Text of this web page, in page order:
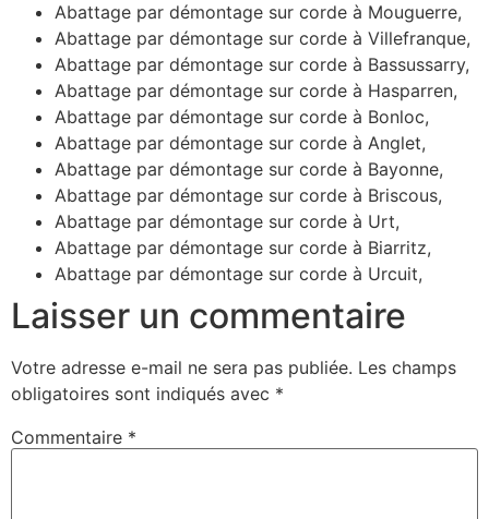
Abattage par démontage sur corde à Mouguerre,
Abattage par démontage sur corde à Villefranque,
Abattage par démontage sur corde à Bassussarry,
Abattage par démontage sur corde à Hasparren,
Abattage par démontage sur corde à Bonloc,
Abattage par démontage sur corde à Anglet,
Abattage par démontage sur corde à Bayonne,
Abattage par démontage sur corde à Briscous,
Abattage par démontage sur corde à Urt,
Abattage par démontage sur corde à Biarritz,
Abattage par démontage sur corde à Urcuit,
Laisser un commentaire
Votre adresse e-mail ne sera pas publiée. Les champs
obligatoires sont indiqués avec *
Commentaire *